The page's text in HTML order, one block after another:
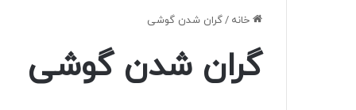
خانه /گران شدن گوشی
گران شدن گوشی